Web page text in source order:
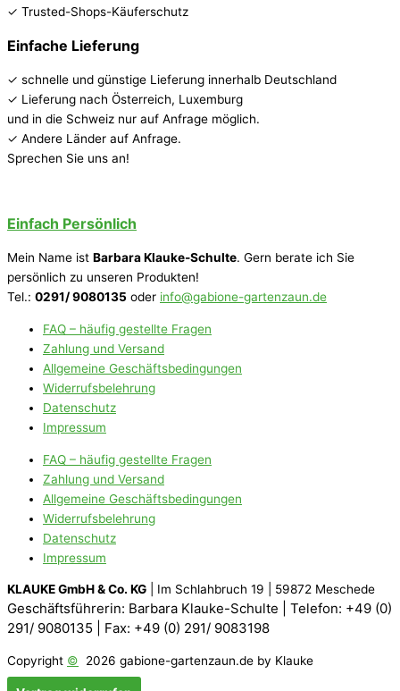
✓ Trusted-Shops-Käuferschutz
Einfache Lieferung
✓ schnelle und günstige Lieferung innerhalb Deutschland
✓ Lieferung nach Österreich, Luxemburg
und in die Schweiz nur auf Anfrage möglich.
✓ Andere Länder auf Anfrage.
Sprechen Sie uns an!
Einfach Persönlich
Mein Name ist Barbara Klauke-Schulte. Gern berate ich Sie
persönlich zu unseren Produkten!
Tel.: 0291/ 9080135 oder info@gabione-gartenzaun.de
FAQ – häufig gestellte Fragen
Zahlung und Versand
Allgemeine Geschäftsbedingungen
Widerrufsbelehrung
Datenschutz
Impressum
FAQ – häufig gestellte Fragen
Zahlung und Versand
Allgemeine Geschäftsbedingungen
Widerrufsbelehrung
Datenschutz
Impressum
KLAUKE GmbH & Co. KG | Im Schlahbruch 19 | 59872 Meschede
Geschäftsführerin: Barbara Klauke-Schulte | Telefon: +49 (0)
291/ 9080135 | Fax: +49 (0) 291/ 9083198
Copyright © 2026 gabione-gartenzaun.de by Klauke